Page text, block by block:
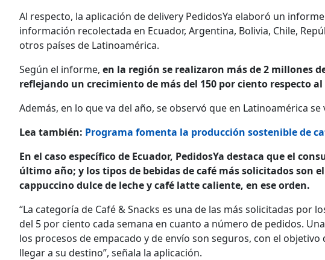
Al respecto, la aplicación de delivery PedidosYa elaboró un
información recolectada en Ecuador, Argentina, Bolivia, Chile,
otros países de Latinoamérica.
Según el informe, en la región se realizaron más de 2 millones
reflejando un crecimiento de más del 150 por ciento respecto al
Además, en lo que va del año, se observó que en Latinoamérica
Lea también: Programa fomenta la producción sostenible de
En el caso específico de Ecuador, PedidosYa destaca que el
último año; y los tipos de bebidas de café más solicitados son
cappuccino dulce de leche y café latte caliente, en ese orden.
“La categoría de Café & Snacks es una de las más solicitadas por
del 5 por ciento cada semana en cuanto a número de pedidos.
los procesos de empacado y de envío son seguros, con el
llegar a su destino”, señala la aplicación.